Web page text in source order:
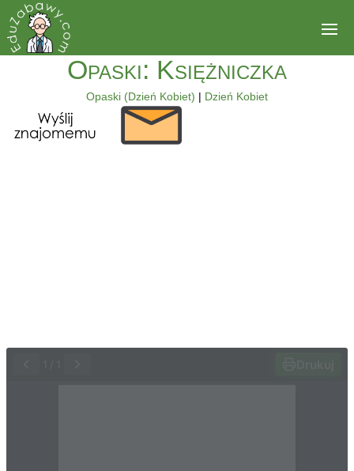
Opaski: Księżniczka
Opaski (Dzień Kobiet) | Dzień Kobiet